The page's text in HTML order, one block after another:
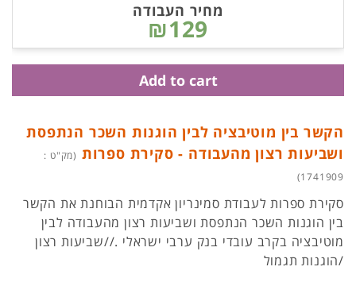
הקשר בין מוטיבציה לבין הוגנות השכר הנתפסת
ושביעות רצון מהעבודה - סקירת ספרות (מק"ט :
1741909)
סקירת ספרות לעבודת סמינריון אקדמית הבוחנת את הקשר
בין הוגנות השכר הנתפסת ושביעות רצון מהעבודה לבין
מוטיבציה בקרב עובדי בנק ערבי ישראלי .//שביעות רצון
/הוגנות תגמול
מחיר העבודה
₪129
Add to cart